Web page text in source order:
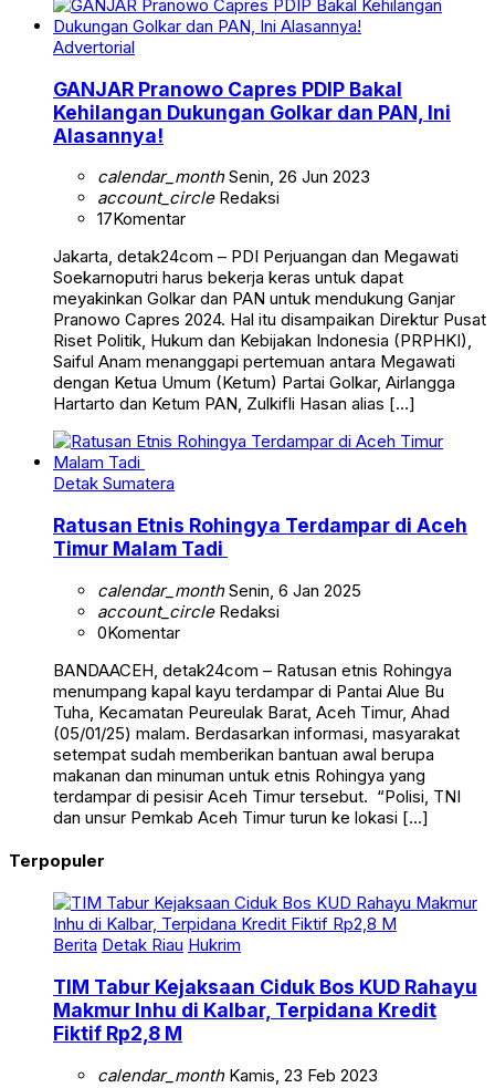
Advertorial
GANJAR Pranowo Capres PDIP Bakal
Kehilangan Dukungan Golkar dan PAN, Ini
Alasannya!
calendar_monthSenin, 26 Jun 2023
account_circleRedaksi
17Komentar
Jakarta, detak24com – PDI Perjuangan dan Megawati
Soekarnoputri harus bekerja keras untuk dapat
meyakinkan Golkar dan PAN untuk mendukung Ganjar
Pranowo Capres 2024. Hal itu disampaikan Direktur Pusat
Riset Politik, Hukum dan Kebijakan Indonesia (PRPHKI),
Saiful Anam menanggapi pertemuan antara Megawati
dengan Ketua Umum (Ketum) Partai Golkar, Airlangga
Hartarto dan Ketum PAN, Zulkifli Hasan alias […]
Detak Sumatera
Ratusan Etnis Rohingya Terdampar di Aceh
Timur Malam Tadi
calendar_monthSenin, 6 Jan 2025
account_circleRedaksi
0Komentar
BANDAACEH, detak24com – Ratusan etnis Rohingya
menumpang kapal kayu terdampar di Pantai Alue Bu
Tuha, Kecamatan Peureulak Barat, Aceh Timur, Ahad
(05/01/25) malam. Berdasarkan informasi, masyarakat
setempat sudah memberikan bantuan awal berupa
makanan dan minuman untuk etnis Rohingya yang
terdampar di pesisir Aceh Timur tersebut. “Polisi, TNI
dan unsur Pemkab Aceh Timur turun ke lokasi […]
Terpopuler
Berita Detak Riau Hukrim
TIM Tabur Kejaksaan Ciduk Bos KUD Rahayu
Makmur Inhu di Kalbar, Terpidana Kredit
Fiktif Rp2,8 M
calendar_monthKamis, 23 Feb 2023